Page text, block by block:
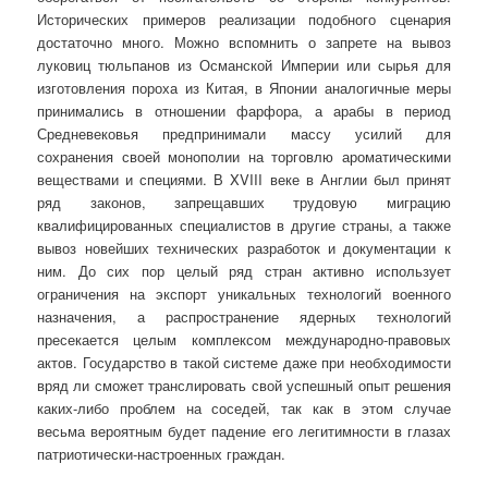
Исторических примеров реализации подобного сценария
достаточно много. Можно вспомнить о запрете на вывоз
луковиц тюльпанов из Османской Империи или сырья для
изготовления пороха из Китая, в Японии аналогичные меры
принимались в отношении фарфора, а арабы в период
Средневековья предпринимали массу усилий для
сохранения своей монополии на торговлю ароматическими
веществами и специями. В XVIII веке в Англии был принят
ряд законов, запрещавших трудовую миграцию
квалифицированных специалистов в другие страны, а также
вывоз новейших технических разработок и документации к
ним. До сих пор целый ряд стран активно использует
ограничения на экспорт уникальных технологий военного
назначения, а распространение ядерных технологий
пресекается целым комплексом международно-правовых
актов. Государство в такой системе даже при необходимости
вряд ли сможет транслировать свой успешный опыт решения
каких-либо проблем на соседей, так как в этом случае
весьма вероятным будет падение его легитимности в глазах
патриотически-настроенных граждан.